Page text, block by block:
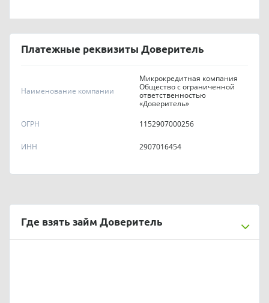
Платежные реквизиты Доверитель
Наименование компании
Микрокредитная компания
Общество с ограниченной
ответственностью
«Доверитель»
ОГРН
1152907000256
ИНН 2907016454
Где взять займ Доверитель